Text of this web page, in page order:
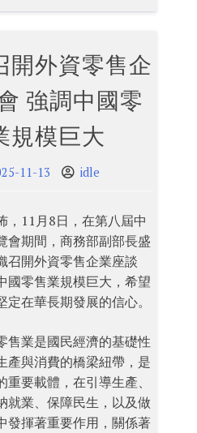
開外資零售企
強調中國零
規模巨大
11-13 idle
，11月8日，在第八屆中
會期間，商務部副部長盛
召開外資零售企業座談
國零售業規模巨大，希望
在華長期發展的信心。
售業是國民經濟的基礎性
產與消費的橋梁紐帶，是
要載體，在引導生產、
就業、保障民生，以及做
發揮著重要作用，關係著